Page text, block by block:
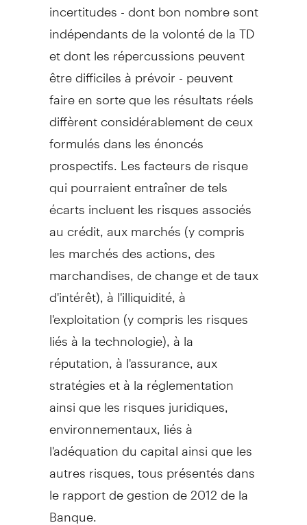
incertitudes - dont bon nombre sont
indépendants de la volonté de la TD
et dont les répercussions peuvent
être difficiles à prévoir - peuvent
faire en sorte que les résultats réels
diffèrent considérablement de ceux
formulés dans les énoncés
prospectifs. Les facteurs de risque
qui pourraient entraîner de tels
écarts incluent les risques associés
au crédit, aux marchés (y compris
les marchés des actions, des
marchandises, de change et de taux
d'intérêt), à l'illiquidité, à
l'exploitation (y compris les risques
liés à la technologie), à la
réputation, à l'assurance, aux
stratégies et à la réglementation
ainsi que les risques juridiques,
environnementaux, liés à
l'adéquation du capital ainsi que les
autres risques, tous présentés dans
le rapport de gestion de 2012 de la
Banque.